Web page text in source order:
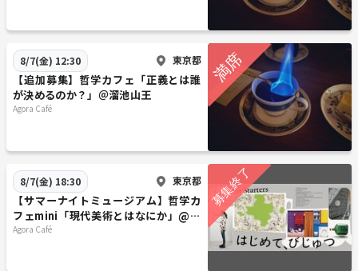
8/7(金) 12:30 東京都
【追加募集】哲学カフェ「正義とは誰
が決めるのか？」＠溜池山王
Agora Café
8/7(金) 18:30 東京都
【サマーナイトミュージアム】哲学カ
フェmini「現代美術とはなにか」@東
京現代美術館※年齢制限有
Agora Café